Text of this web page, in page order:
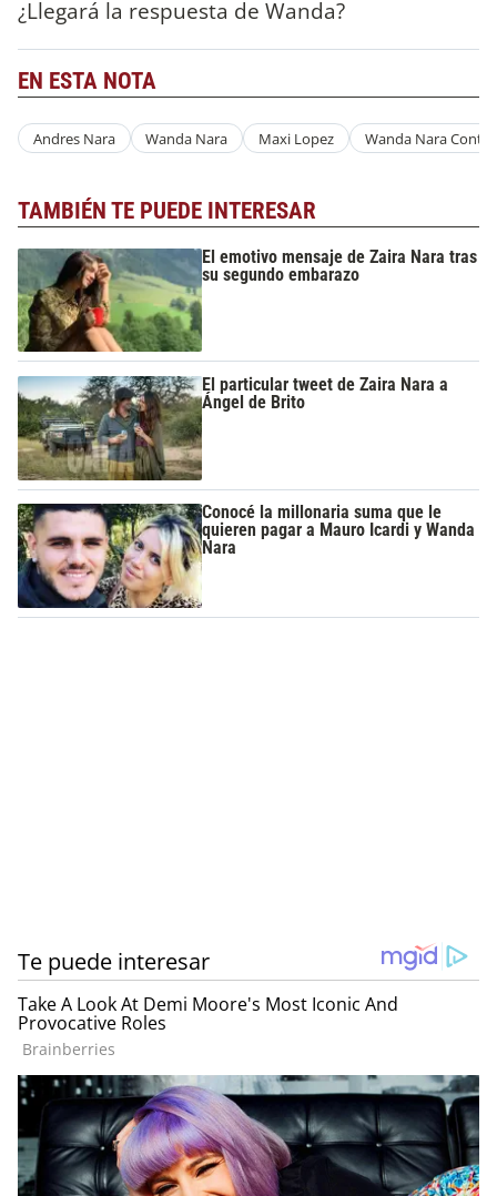
¿Llegará la respuesta de Wanda?
EN ESTA NOTA
Andres Nara Wanda Nara Maxi Lopez Wanda Nara
TAMBIÉN TE PUEDE INTERESAR
El emotivo mensaje de Zaira Nara tras
su segundo embarazo
El particular tweet de Zaira Nara a
Ángel de Brito
Conocé la millonaria suma que le
quieren pagar a Mauro Icardi y Wanda
Nara